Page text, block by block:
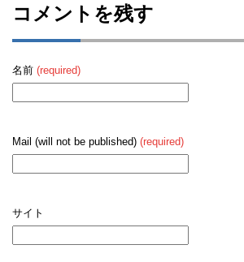
コメントを残す
名前 (required)
Mail (will not be published) (required)
サイト